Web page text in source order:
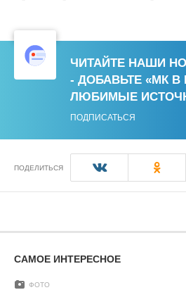
ЧИТАЙТЕ НАШИ
- ДОБАВЬТЕ «МК В
ЛЮБИМЫЕ
ПОДПИСАТЬСЯ
ПОДЕЛИТЬСЯ
САМОЕ ИНТЕРЕСНОЕ
ФОТО